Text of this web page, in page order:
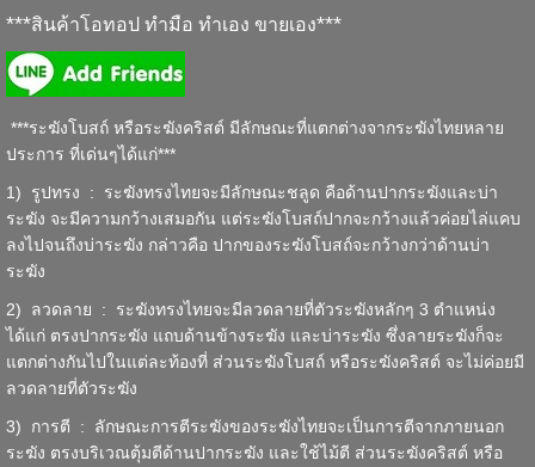
***สินค้าโอทอป ทำมือ ทำเอง ขายเอง***
***ระฆังโบสถ์ หรือระฆังคริสต์ มีลักษณะที่แตกต่างจากระฆังไทยหลาย
ประการ ที่เด่นๆได้แก่***
1) รูปทรง : ระฆังทรงไทยจะมีลักษณะชลูด คือด้านปากระฆังและบ่า
ระฆัง จะมีความกว้างเสมอกัน แต่ระฆังโบสถ์ปากจะกว้างแล้วค่อยไล่แคบ
ลงไปจนถึงบ่าระฆัง กล่าวคือ ปากของระฆังโบสถ์จะกว้างกว่าด้านบ่า
ระฆัง
2) ลวดลาย : ระฆังทรงไทยจะมีลวดลายที่ตัวระฆังหลักๆ 3 ตำแหน่ง
ได้แก่ ตรงปากระฆัง แถบด้านข้างระฆัง และบ่าระฆัง ซึ่งลายระฆังก็จะ
แตกต่างกันไปในแต่ละท้องที่ ส่วนระฆังโบสถ์ หรือระฆังคริสต์ จะไม่ค่อยมี
ลวดลายที่ตัวระฆัง
3) การตี : ลักษณะการตีระฆังของระฆังไทยจะเป็นการตีจากภายนอก
ระฆัง ตรงบริเวณตุ้มตีด้านปากระฆัง และใช้ไม้ตี ส่วนระฆังคริสต์ หรือ